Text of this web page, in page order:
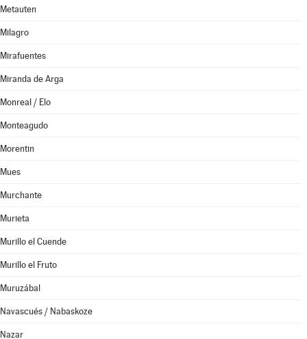
Metauten
Milagro
Mirafuentes
Miranda de Arga
Monreal / Elo
Monteagudo
Morentin
Mues
Murchante
Murieta
Murillo el Cuende
Murillo el Fruto
Muruzábal
Navascués / Nabaskoze
Nazar